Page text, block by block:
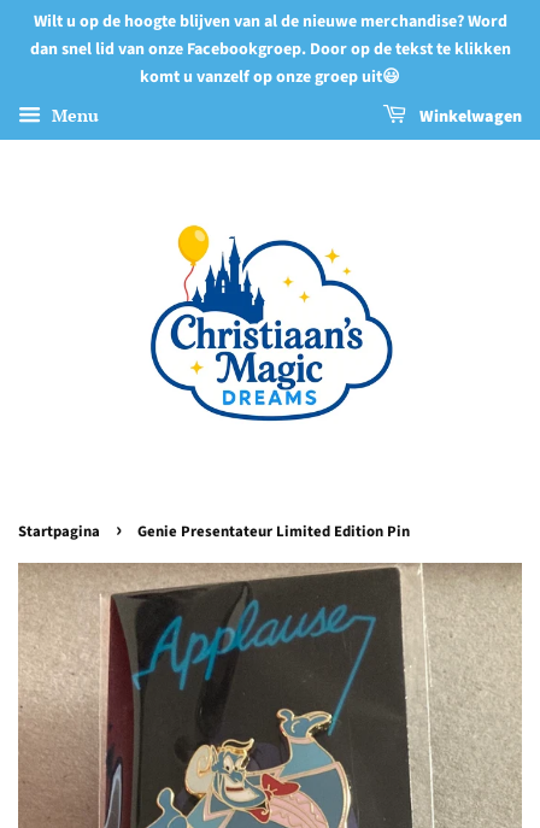
Wilt u op de hoogte blijven van al de nieuwe merchandise? Word
dan snel lid van onze Facebookgroep. Door op de tekst te klikken
komt u vanzelf op onze groep uit😃
Menu Winkelwagen
Startpagina › Genie Presentateur Limited Edition Pin